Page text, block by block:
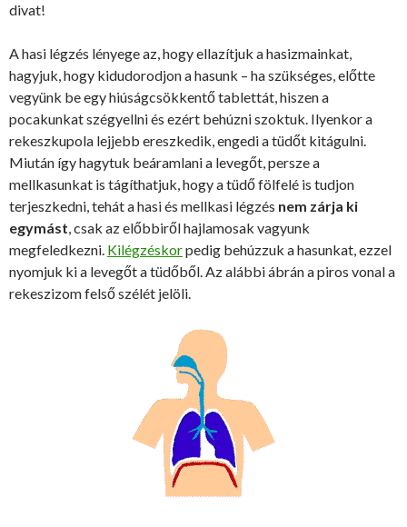
divat!
A hasi légzés lényege az, hogy ellazítjuk a hasizmainkat,
hagyjuk, hogy kidudorodjon a hasunk – ha szükséges, előtte
vegyünk be egy hiúságcsökkentő tablettát, hiszen a
pocakunkat szégyellni és ezért behúzni szoktuk. Ilyenkor a
rekeszkupola lejjebb ereszkedik, engedi a tüdőt kitágulni.
Miután így hagytuk beáramlani a levegőt, persze a
mellkasunkat is tágíthatjuk, hogy a tüdő fölfelé is tudjon
terjeszkedni, tehát a hasi és mellkasi légzés nem zárja ki
egymást, csak az előbbiről hajlamosak vagyunk
megfeledkezni. Kilégzéskorpedig behúzzuk a hasunkat, ezzel
nyomjuk ki a levegőt a tüdőből. Az alábbi ábrán a piros vonal a
rekeszizom felső szélét jelöli.